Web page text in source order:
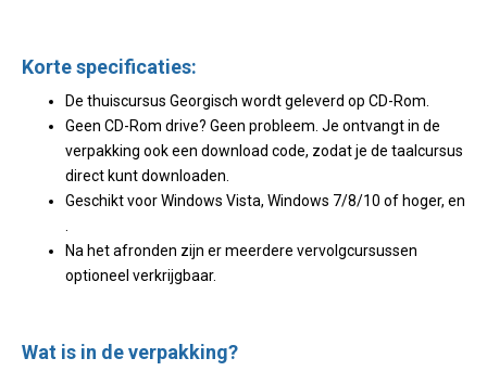
Korte specificaties:
De thuiscursus Georgisch wordt geleverd op CD-Rom.
Geen CD-Rom drive? Geen probleem. Je ontvangt in de
verpakking ook een download code, zodat je de taalcursus
direct kunt downloaden.
Geschikt voor Windows Vista, Windows 7/8/10 of hoger, en
Na het afronden zijn er meerdere vervolgcursussen
optioneel verkrijgbaar.
Wat is in de verpakking?